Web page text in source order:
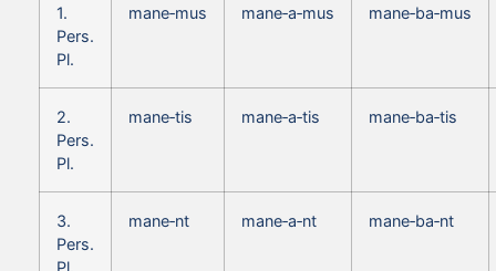
1.
Pers.
Pl.
mane‑mus mane‑a‑mus mane‑ba‑mus
2.
Pers.
Pl.
mane‑tis mane‑a‑tis mane‑ba‑tis
3.
Pers.
Pl.
mane‑nt mane‑a‑nt mane‑ba‑nt